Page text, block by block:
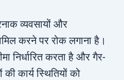
व्यवसायों और
करने पर रोक लगाना है।
निर्धारित करता है और गैर-
कार्य स्थितियों को